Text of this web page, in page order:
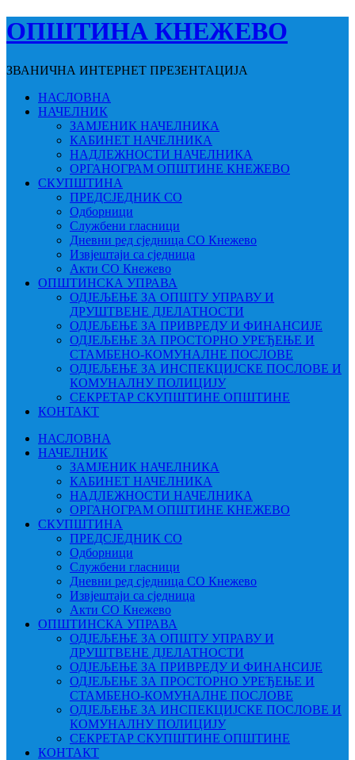
ОПШТИНА КНЕЖЕВО
ЗВАНИЧНА ИНТЕРНЕТ ПРЕЗЕНТАЦИЈА
НАСЛОВНА
НАЧЕЛНИК
ЗАМЈЕНИК НАЧЕЛНИКА
КАБИНЕТ НАЧЕЛНИКА
НАДЛЕЖНОСТИ НАЧЕЛНИКА
ОРГАНОГРАМ ОПШТИНЕ КНЕЖЕВО
СКУПШТИНА
ПРЕДСЈЕДНИК СО
Одборници
Службени гласници
Дневни ред сједница СО Кнежево
Извјештаји са сједница
Акти СО Кнежево
ОПШТИНСКА УПРАВА
ОДЈЕЉЕЊЕ ЗА ОПШТУ УПРАВУ И
ДРУШТВЕНЕ ДЈЕЛАТНОСТИ
ОДЈЕЉЕЊЕ ЗА ПРИВРЕДУ И ФИНАНСИЈЕ
ОДЈЕЉЕЊЕ ЗА ПРОСТОРНО УРЕЂЕЊЕ И
СТАМБЕНО-КОМУНАЛНЕ ПОСЛОВЕ
ОДЈЕЉЕЊЕ ЗА ИНСПЕКЦИЈСКЕ ПОСЛОВЕ И
КОМУНАЛНУ ПОЛИЦИЈУ
СЕКРЕТАР СКУПШТИНЕ ОПШТИНЕ
КОНТАКТ
НАСЛОВНА
НАЧЕЛНИК
ЗАМЈЕНИК НАЧЕЛНИКА
КАБИНЕТ НАЧЕЛНИКА
НАДЛЕЖНОСТИ НАЧЕЛНИКА
ОРГАНОГРАМ ОПШТИНЕ КНЕЖЕВО
СКУПШТИНА
ПРЕДСЈЕДНИК СО
Одборници
Службени гласници
Дневни ред сједница СО Кнежево
Извјештаји са сједница
Акти СО Кнежево
ОПШТИНСКА УПРАВА
ОДЈЕЉЕЊЕ ЗА ОПШТУ УПРАВУ И
ДРУШТВЕНЕ ДЈЕЛАТНОСТИ
ОДЈЕЉЕЊЕ ЗА ПРИВРЕДУ И ФИНАНСИЈЕ
ОДЈЕЉЕЊЕ ЗА ПРОСТОРНО УРЕЂЕЊЕ И
СТАМБЕНО-КОМУНАЛНЕ ПОСЛОВЕ
ОДЈЕЉЕЊЕ ЗА ИНСПЕКЦИЈСКЕ ПОСЛОВЕ И
КОМУНАЛНУ ПОЛИЦИЈУ
СЕКРЕТАР СКУПШТИНЕ ОПШТИНЕ
КОНТАКТ